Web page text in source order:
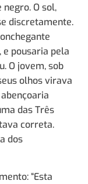
O sol,
discretamente.
e pousaria pela
O jovem, sob
olhos virava
das Três
correta.
dos
“Esta